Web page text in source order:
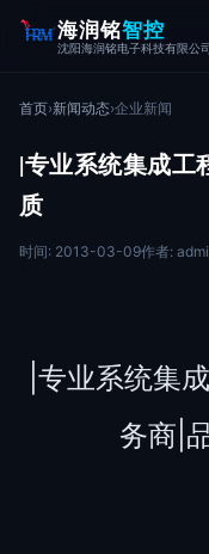
海润铭智控
沈阳海润铭电子科技有限公
首页›新闻动态›企业新闻
|专业系统集成工
质
时间: 2013-03-09作者:
|专业系统集
务商|